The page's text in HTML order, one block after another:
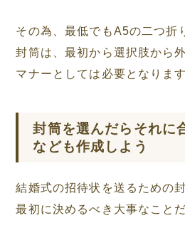
その為、最低でもA5の二つ折
封筒は、最初から選択肢から
マナーとしては必要となります
封筒を選んだらそれに
なども作成しよう
結婚式の招待状を送るための
最初に決めるべき大事なこと